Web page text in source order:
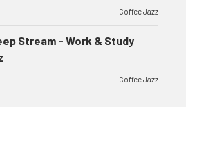
Coffee Jazz
Stream - Work & Study
Coffee Jazz